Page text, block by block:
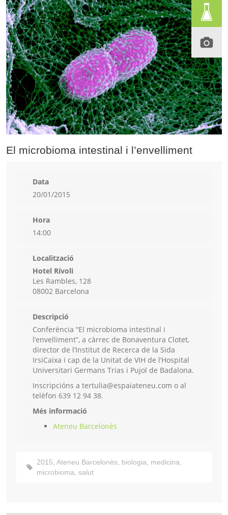
El microbioma intestinal i l’envelliment
Data
20/01/2015
Hora
14:00
Localització
Hotel Rívoli
Les Rambles, 128
08002 Barcelona
Descripció
Conferència “El microbioma intestinal i
l’envelliment”, a càrrec de Bonaventura Clotet,
director de l’Institut de Recerca de la Sida
IrsiCaixa i cap de la Unitat de VIH de l’Hospital
Universitari Germans Trias i Pujol de Badalona.
Inscripcións a tertulia@espaiateneu.com o al
telèfon 639 12 94 38.
Més informació
Ateneu Barcelonès
2015, Ateneu Barcelonès, biologia, medicina,
microbioma, salut